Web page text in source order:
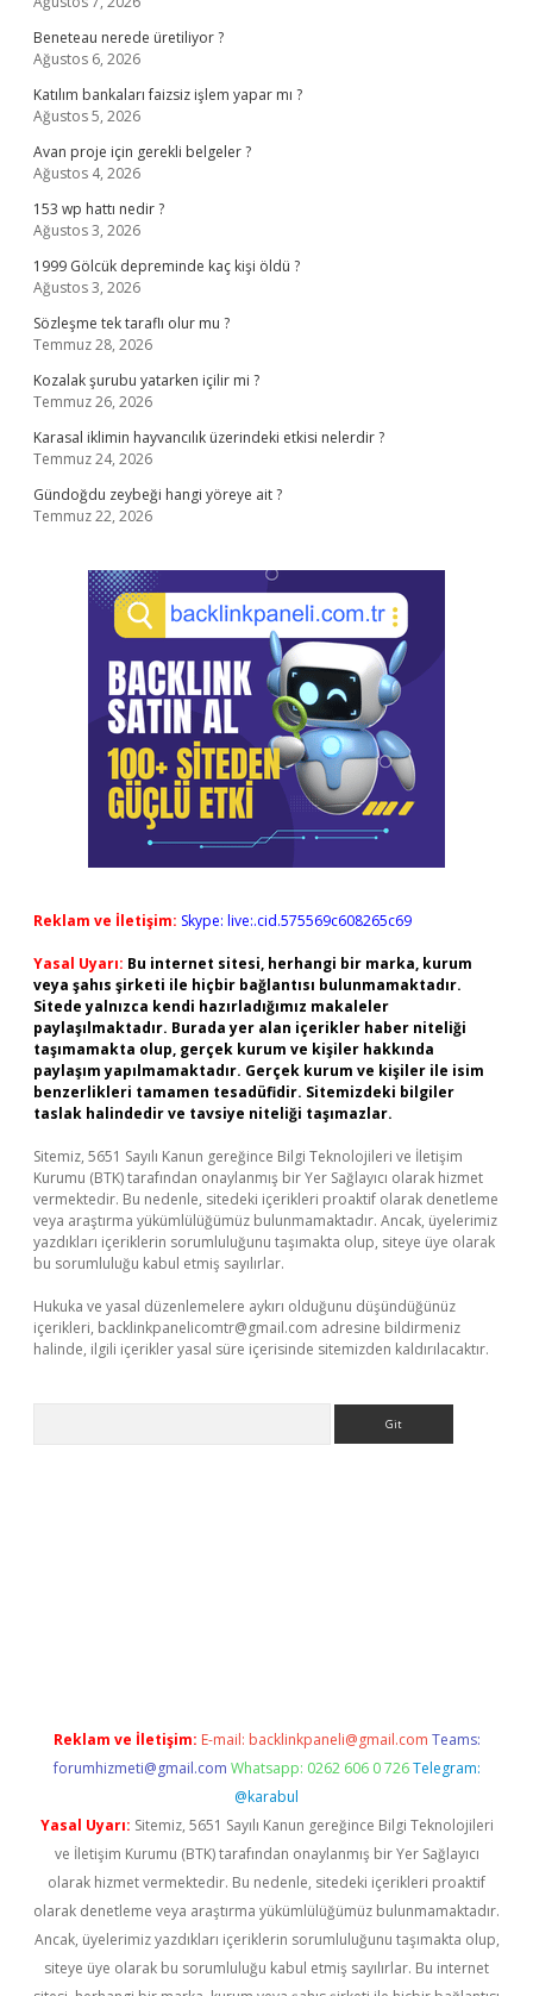
Beneteau nerede üretiliyor ?
Ağustos 6, 2026
Katılım bankaları faizsiz işlem yapar mı ?
Ağustos 5, 2026
Avan proje için gerekli belgeler ?
Ağustos 4, 2026
153 wp hattı nedir ?
Ağustos 3, 2026
1999 Gölcük depreminde kaç kişi öldü ?
Ağustos 3, 2026
Sözleşme tek taraflı olur mu ?
Temmuz 28, 2026
Kozalak şurubu yatarken içilir mi ?
Temmuz 26, 2026
Karasal iklimin hayvancılık üzerindeki etkisi nelerdir ?
Temmuz 24, 2026
Gündoğdu zeybeği hangi yöreye ait ?
Temmuz 22, 2026
Reklam ve İletişim: Skype: live:.cid.575569c608265c69
Yasal Uyarı: Bu internet sitesi, herhangi bir marka, kurum
veya şahıs şirketi ile hiçbir bağlantısı bulunmamaktadır.
Sitede yalnızca kendi hazırladığımız makaleler
paylaşılmaktadır. Burada yer alan içerikler haber niteliği
taşımamakta olup, gerçek kurum ve kişiler hakkında
paylaşım yapılmamaktadır. Gerçek kurum ve kişiler ile isim
benzerlikleri tamamen tesadüfidir. Sitemizdeki bilgiler
taslak halindedir ve tavsiye niteliği taşımazlar.
Sitemiz, 5651 Sayılı Kanun gereğince Bilgi Teknolojileri ve İletişim
Kurumu (BTK) tarafından onaylanmış bir Yer Sağlayıcı olarak hizmet
vermektedir. Bu nedenle, sitedeki içerikleri proaktif olarak denetleme
veya araştırma yükümlülüğümüz bulunmamaktadır. Ancak, üyelerimiz
yazdıkları içeriklerin sorumluluğunu taşımakta olup, siteye üye olarak
bu sorumluluğu kabul etmiş sayılırlar.
Hukuka ve yasal düzenlemelere aykırı olduğunu düşündüğünüz
içerikleri, backlinkpanelicomtr@gmail.com adresine bildirmeniz
halinde, ilgili içerikler yasal süre içerisinde sitemizden kaldırılacaktır.
Reklam ve İletişim: E-mail: backlinkpaneli@gmail.com Teams:
forumhizmeti@gmail.com Whatsapp: 0262 606 0 726 Telegram:
@karabul
Yasal Uyarı: Sitemiz, 5651 Sayılı Kanun gereğince Bilgi Teknolojileri
ve İletişim Kurumu (BTK) tarafından onaylanmış bir Yer Sağlayıcı
olarak hizmet vermektedir. Bu nedenle, sitedeki içerikleri proaktif
olarak denetleme veya araştırma yükümlülüğümüz bulunmamaktadır.
Ancak, üyelerimiz yazdıkları içeriklerin sorumluluğunu taşımakta olup,
siteye üye olarak bu sorumluluğu kabul etmiş sayılırlar. Bu internet